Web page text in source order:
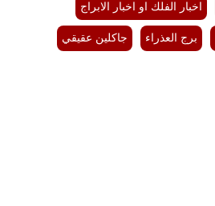
اخبار الفلك او اخبار الابراج
برج العذراء جاكلين عقيقي